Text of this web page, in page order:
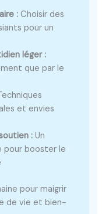
: Choisir des
pour un
léger :
que par le
et envies
: Un
pour booster le
pour maigrir
de vie et bien-